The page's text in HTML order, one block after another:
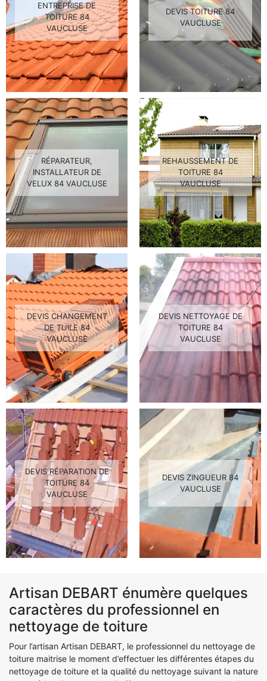
ENTREPRISE DE
TOITURE 84
VAUCLUSE
DEVIS TOITURE 84
VAUCLUSE
RÉPARATEUR,
INSTALLATEUR DE
VELUX 84 VAUCLUSE
REHAUSSEMENT DE
TOITURE 84
VAUCLUSE
DEVIS CHANGEMENT
DE TUILE 84
VAUCLUSE
DEVIS NETTOYAGE DE
TOITURE 84
VAUCLUSE
DEVIS RÉPARATION DE
TOITURE 84
VAUCLUSE
DEVIS ZINGUEUR 84
VAUCLUSE
Artisan DEBART énumère quelques
caractères du professionnel en
nettoyage de toiture
Pour l’artisan Artisan DEBART, le professionnel du nettoyage de
toiture maitrise le moment d’effectuer les différentes étapes du
nettoyage de toiture et la qualité du nettoyage suivant la nature